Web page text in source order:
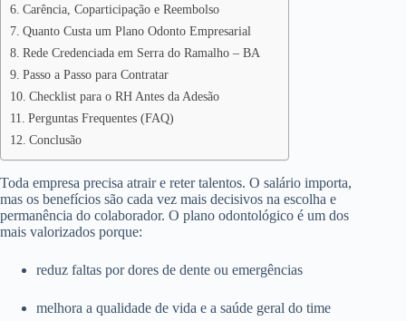
Carência, Coparticipação e Reembolso
Quanto Custa um Plano Odonto Empresarial
Rede Credenciada em Serra do Ramalho – BA
Passo a Passo para Contratar
Checklist para o RH Antes da Adesão
Perguntas Frequentes (FAQ)
Conclusão
Toda empresa precisa atrair e reter talentos. O salário importa,
mas os benefícios são cada vez mais decisivos na escolha e
permanência do colaborador. O plano odontológico é um dos
mais valorizados porque:
reduz faltas por dores de dente ou emergências
melhora a qualidade de vida e a saúde geral do time